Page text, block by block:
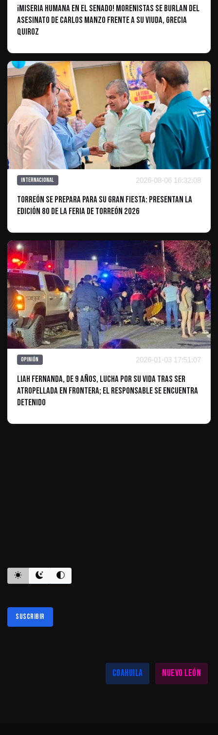
¡Miseria humana en el Senado! Morenistas se burlan del
asesinato de Carlos Manzo frente a su viuda, Grecia
Quiroz
Internacional 2026-08-06 16:32:08
Torreón se prepara para su gran fiesta: presentan la
edición 80 de la Feria de Torreón 2026
Opinión 2026-01-03 17:51:07
Liah Fernanda, de 9 años, lucha por su vida tras ser
atropellada en Frontera; El Responsable Se Encuentra
detenido
Suscribir
Coahuila
Nuevo León